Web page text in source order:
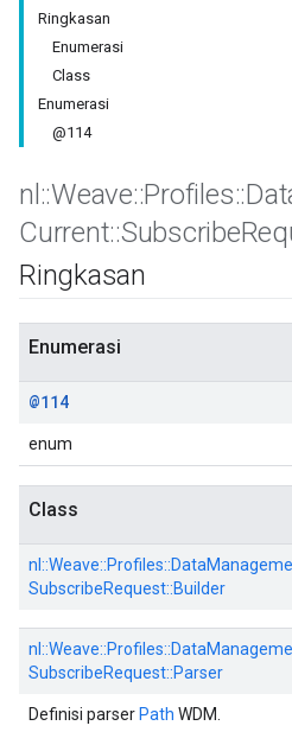
Ringkasan
Enumerasi
Class
Enumerasi
@114
nl ::Weave::Profiles::
Current::Subscribe
Ringkasan
Enumerasi
@114
enum
Class
nl::Weave::Profiles::
SubscribeRequest::Builder
nl::Weave::Profiles::
SubscribeRequest::Parser
Definisi parser Path WDM.